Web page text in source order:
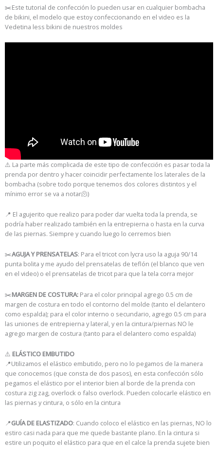
✂️Este tutorial de confección lo pueden usar en cualquier bombacha
de bikini, el modelo que estoy confeccionando en el video es la
Vedetina less bikini de nuestros moldes
⚠️ La parte más complicada de este tipo de confección es pasar toda la
prenda por dentro y hacer coincidir perfectamente los laterales de la
bombacha (sobre todo porque tenemos dos colores distintos y el
mínimo error se va a notar🫠)
📍 El agujerito que realizo para poder dar vuelta toda la prenda, se
podría haber realizado también en la entrepierna o hasta en la curva
de las piernas. Siempre y cuando luego lo cerremos bien
✂️AGUJA Y PRENSATELAS: Para el tricot con lycra uso la aguja 90/14
punta bolita y me ayudo del prensatelas de teflón (el blanco que ven
en el video) o el prensatelas de tricot para que la tela corra mejor
✂️MARGEN DE COSTURA: Para el color principal agrego 0.5 cm de
margen de costura en todo el contorno del molde (tanto el delantero
como espalda); para el color interno o secundario, agrego 0.5 cm para
las uniones de entrepierna y lateral, y en la cintura/piernas NO le
agrego margen de costura (tanto para el delantero como espalda)
⚠️ ELÁSTICO EMBUTIDO
📍Utilizamos el elástico embutido, pero no lo pegamos de la manera
que conocemos (que consta de dos pasos), en esta confección sólo
pegamos el elástico por el interior bien al borde de la prenda con
costura zig zag, overlock o falso overlock. Pueden colocarle elástico en
las piernas y cintura, o sólo en la cintura
📍GUÍA DE ELASTIZADO: Cuando coloco el elástico en las piernas, NO lo
estiro casi nada para que me quede bastante plano. En la cintura si
estire un poquito el elástico para que en el calce la prenda sujete bien